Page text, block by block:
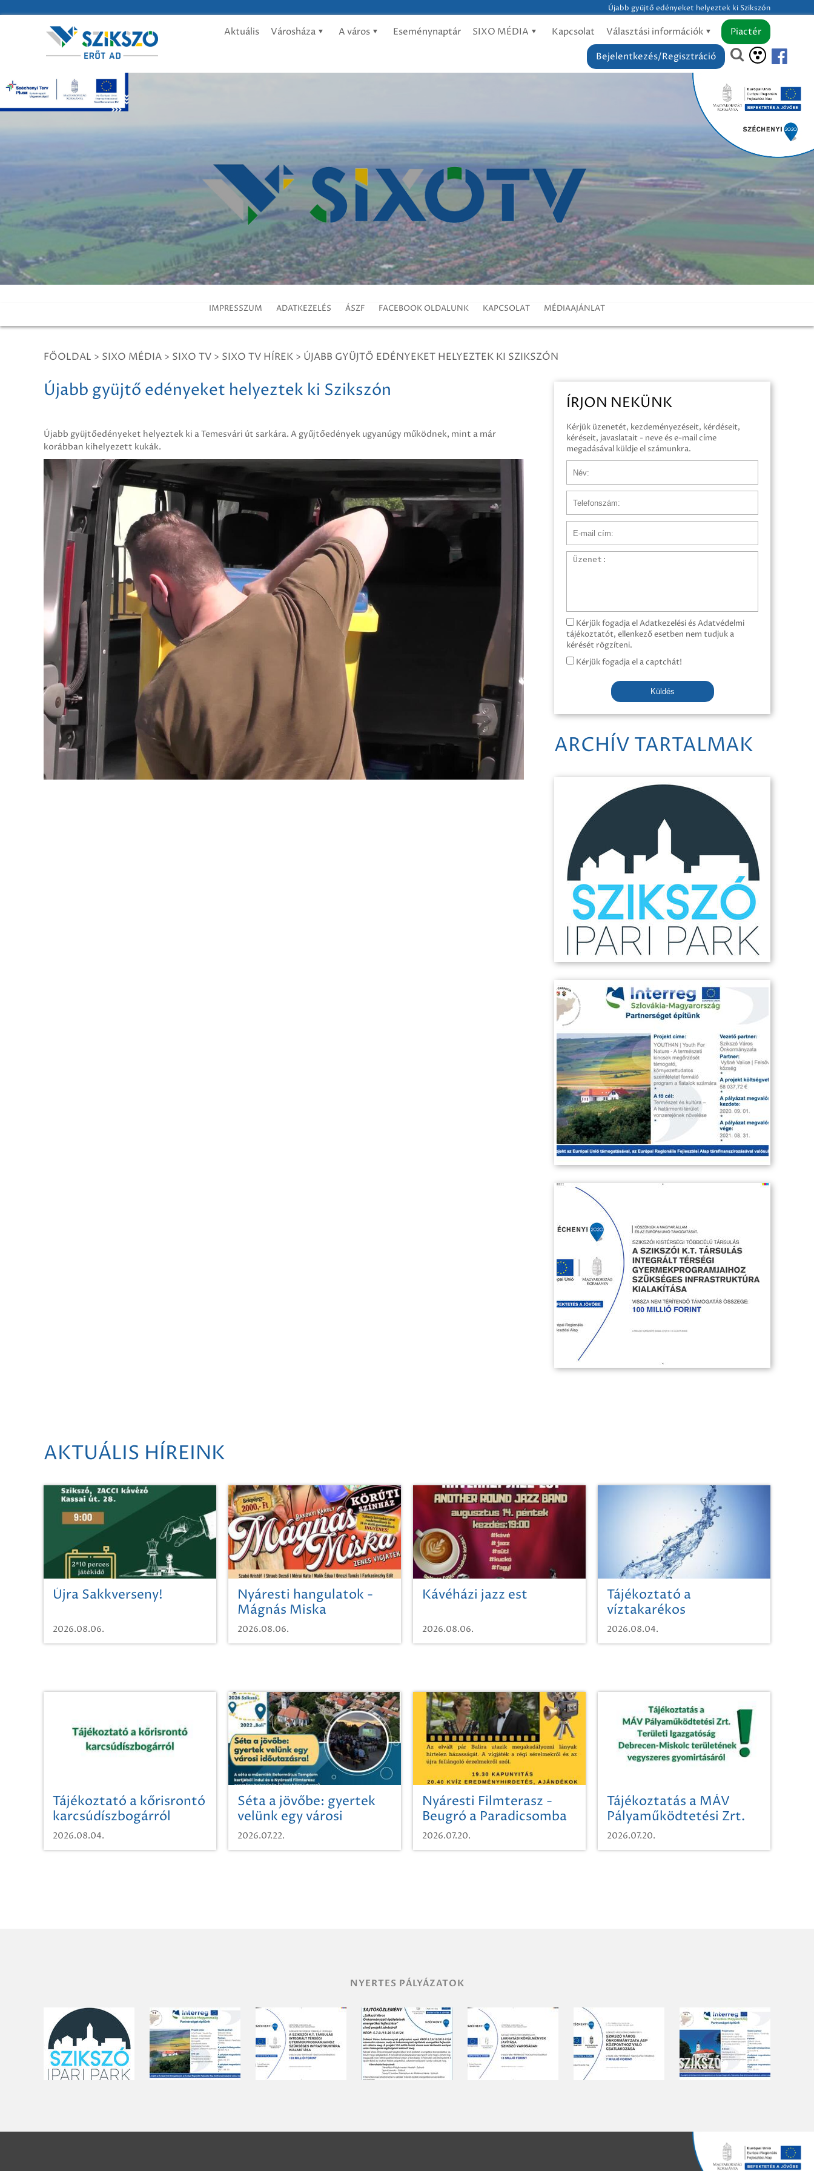
Újabb gyüjtő edényeket helyeztek ki Szikszón
Aktuális Városháza A város Eseménynaptár SIXO MÉDIA Kapcsolat Választási információk
Piactér
Bejelentkezés/Regisztráció
IMPRESSZUM ADATKEZELÉS ÁSZF FACEBOOK OLDALUNK KAPCSOLAT MÉDIAAJÁNLAT
FŐOLDAL > SIXO MÉDIA > SIXO TV > SIXO TV HÍREK > ÚJABB GYÜJTŐ EDÉNYEKET HELYEZTEK KI SZIKSZÓN
Újabb gyüjtő edényeket helyeztek ki Szikszón
Újabb gyüjtőedényeket helyeztek ki a Temesvári út sarkára. A gyűjtőedények ugyanúgy működnek, mint a már
korábban kihelyezett kukák.
ÍRJON NEKÜNK
Kérjük üzenetét, kezdeményezéseit, kérdéseit,
kéréseit, javaslatait - neve és e-mail címe
megadásával küldje el számunkra.
Üzenet
Kérjük fogadja el Adatkezelési és Adatvédelmi
tájékoztatót, ellenkező esetben nem tudjuk a
kérését rögzíteni.
Kérjük fogadja el a captchát!
Küldés
ARCHÍV TARTALMAK
AKTUÁLIS HÍREINK
Újra Sakkverseny!
2026.08.06.
Nyáresti hangulatok -
Mágnás Miska
2026.08.06.
Kávéházi jazz est
2026.08.06.
Tájékoztató a
víztakarékos
vízhasználatról
2026.08.04.
Tájékoztató a kőrisrontó
karcsúdíszbogárról
2026.08.04.
Séta a jövőbe: gyertek
velünk egy városi
időutazásra!
2026.07.22.
Nyáresti Filmterasz -
Beugró a Paradicsomba
2026.07.20.
Tájékoztatás a MÁV
Pályaműködtetési Zrt.
Területi Igazgatóság
Debrecen-Miskolc
2026.07.20.
NYERTES PÁLYÁZATOK